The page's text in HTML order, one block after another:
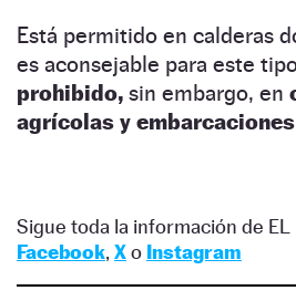
Está permitido en calderas
es aconsejable para este
prohibido, sin embargo, en
agrícolas y
Sigue toda la información de EL
Facebook, Xo Instagram